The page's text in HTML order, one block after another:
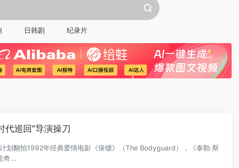
日韩剧 纪录片
代巡回”导演操刀
划翻拍1992年经典爱情电影《保镖》（The Bodyguard），《泰勒·斯
奇...